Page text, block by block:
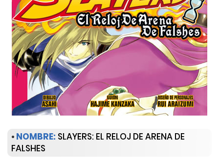
• NOMBRE: SLAYERS: EL RELOJ DE ARENA DE
FALSHES